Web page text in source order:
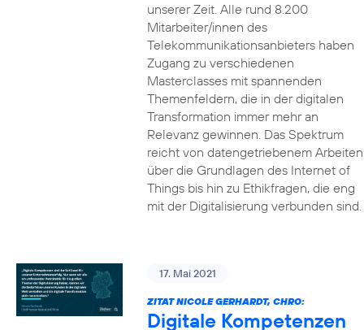
unserer Zeit. Alle rund 8.200
Mitarbeiter/innen des
Telekommunikationsanbieters haben
Zugang zu verschiedenen
Masterclasses mit spannenden
Themenfeldern, die in der digitalen
Transformation immer mehr an
Relevanz gewinnen. Das Spektrum
reicht von datengetriebenem Arbeiten
über die Grundlagen des Internet of
Things bis hin zu Ethikfragen, die eng
mit der Digitalisierung verbunden sind.
17. Mai 2021
ZITAT NICOLE GERHARDT, CHRO:
Digitale Kompetenzen